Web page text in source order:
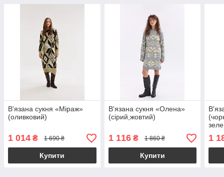
В'язана сукня «Міраж»
(оливковий)
1 014 ₴ 1 690 ₴
Купити
В'язана сукня «Олена»
(сірий,жовтий)
1 116₴ 1 860 ₴
Купити
1